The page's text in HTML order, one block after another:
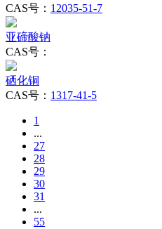
CAS号： 12035-51-7
亚碲酸钠
CAS号：
硒化铜
CAS号： 1317-41-5
1
...
27
28
29
30
31
...
55